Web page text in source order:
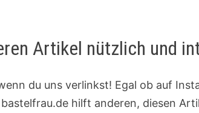
Artikel nützlich und
du uns verlinkst! Egal ob auf
hilft anderen, diesen